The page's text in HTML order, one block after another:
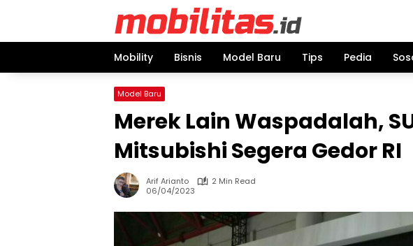
Mobility Bisnis Model Baru Tips Pedia
Model Baru
Merek Lain Waspadalah,
Mitsubishi Segera Gedor RI
Arif Arianto
2 Min Read
06/04/2023